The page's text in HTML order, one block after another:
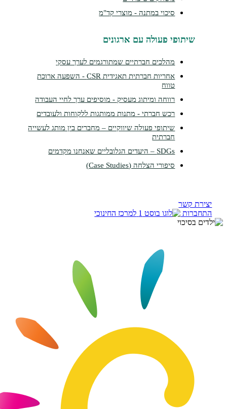
סיכוי במתנה - מוצרי קד"מ
פעולה עם ארגונים
מהלכים חברתיים שמתורגמים לערך עסקי
אחריות חברתית תאגידית CSR - השפעה ארוכת
רווחה ומיתוג מעסיק - מוסיפים ערך לחיי העבודה
רכש חברתי - מתנות ממותגות ללקוחות ולעובדים
שיתופי פעולה שיווקיים – מחברים בין מותג לעשייה
סיפורי הצלחה (Case Studies)
למרכז החינוכי